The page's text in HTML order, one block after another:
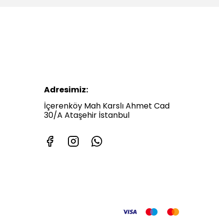
Adresimiz:
İçerenköy Mah Karslı Ahmet Cad
30/A Ataşehir İstanbul